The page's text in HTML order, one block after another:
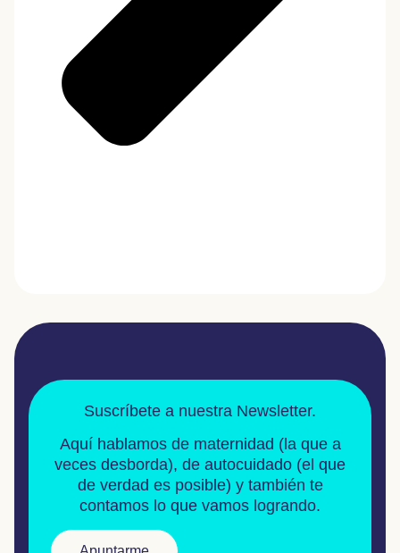
Suscríbete a nuestra Newsletter.
Aquí hablamos de maternidad (la que a
veces desborda), de autocuidado (el que
de verdad es posible) y también te
contamos lo que vamos logrando.